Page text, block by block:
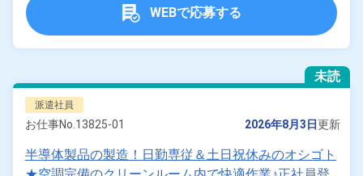
WEBで応募する
未読
派遣社員
お仕事No.13825-01 2026年8月3日更新
半導体製品の製造！日勤専従＆土日祝休みのオシゴト